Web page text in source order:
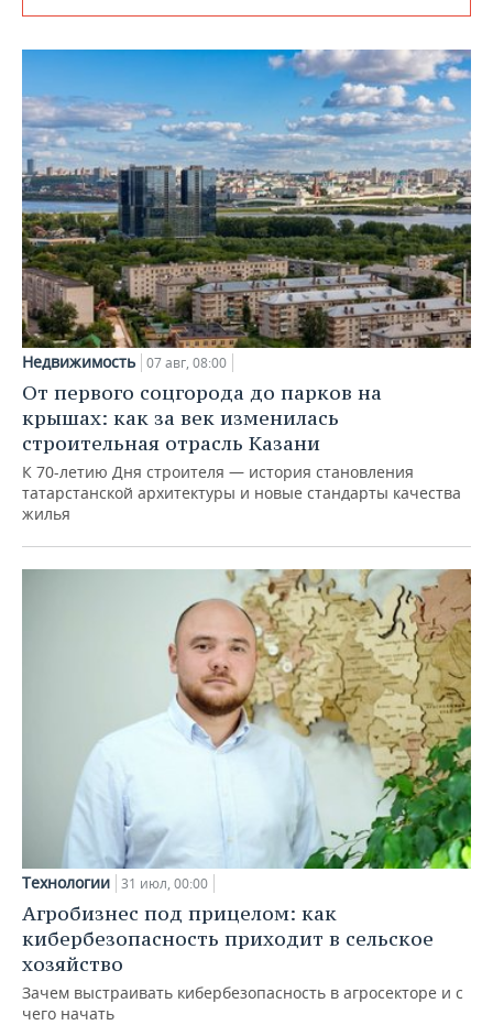
Недвижимость 07 авг, 08:00
От первого соцгорода до парков на
крышах: как за век изменилась
строительная отрасль Казани
К 70-летию Дня строителя — история становления
татарстанской архитектуры и новые стандарты качества
жилья
Технологии 31 июл, 00:00
Агробизнес под прицелом: как
кибербезопасность приходит в сельское
хозяйство
Зачем выстраивать кибербезопасность в агросекторе и с
чего начать